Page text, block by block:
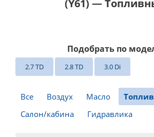
(Y61) —
Подобрать по
2.7 TD 2.8 TD 3.0 Di
Все Воздух Масло
Салон/кабина
Гидравлика